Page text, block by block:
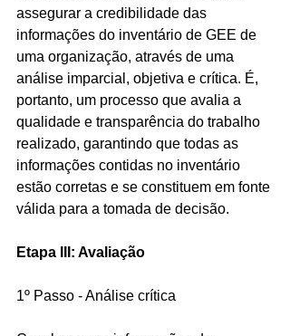
assegurar a credibilidade das
informações do inventário de GEE de
uma organização, através de uma
análise imparcial, objetiva e crítica. É,
portanto, um processo que avalia a
qualidade e transparência do trabalho
realizado, garantindo que todas as
informações contidas no inventário
estão corretas e se constituem em fonte
válida para a tomada de decisão.
Etapa III: Avaliação
1º Passo - Análise crítica